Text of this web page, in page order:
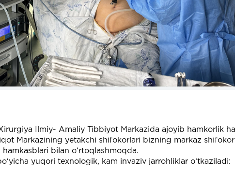
Ilmiy- Amaliy Tibbiyot Markazida ajoyib hamkorlik
Markazining yetakchi shifokorlari bizning markaz
bilan o‘rtoqlashmoqda.
yuqori texnologik, kam invaziv jarrohliklar o‘tkaziladi: